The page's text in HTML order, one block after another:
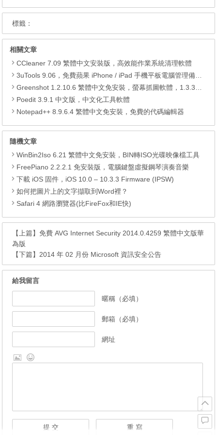
標籤：
相關文章
CCleaner 7.09 繁體中文安裝版，高效能作業系統清理軟體
3uTools 9.06，免費蘋果 iPhone / iPad 手機平板電腦管理備份還原軟體
Greenshot 1.2.10.6 繁體中文免安裝，螢幕抓圖軟體，1.3.315 安裝版
Poedit 3.9.1 中文版，中文化工具軟體
Notepad++ 8.9.6.4 繁體中文免安裝，免費的代碼編輯器
隨機文章
WinBin2Iso 6.21 繁體中文免安裝，BIN轉ISO光碟映像檔工具
FreePiano 2.2.2.1 免安裝版，電腦鍵盤虛擬鋼琴演奏音樂
下載 iOS 固件，iOS 10.0 – 10.3.3 Firmware (IPSW)
如何把圖片上的文字擷取到Word裡？
Safari 4 網路瀏覽器(比FireFox和IE快)
【上篇】免費 AVG Internet Security 2014.0.4259 繁體中文版華
為版
【下篇】 2014 年 02 月份 Microsoft 資訊安全公告
給我留言
暱稱（必填）
郵箱（必填）
網址